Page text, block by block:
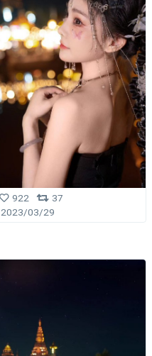
922
37
2023/03/29